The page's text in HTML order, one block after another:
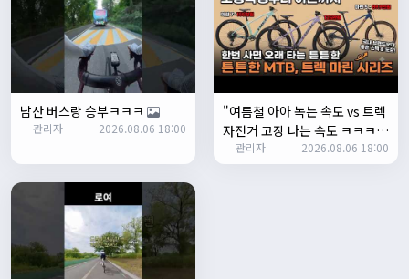
명신이10:43:01
너무 추워요
2/10/2025
부두게이 BRBR09:54:20
잔차나라 화이팅!!
관리자10:15:31
2/14/2025
서준22:03:11
저 첫 로드로 힉스 바버비 살려하는데 괜찮나요?
2/16/2025
자출조아
15:14:23
시즌온 하신 분들 모두 안라하세요~~
남산 버스랑 승부ㅋㅋㅋ
관리자 2026.08.06 18:00
"여름철 아아 녹는 속도 vs 트렉
자전거 고장 나는 속도 ㅋㅋㅋ
입문용 MTB 끝판왕 추천"
관리자 2026.08.06 18:00